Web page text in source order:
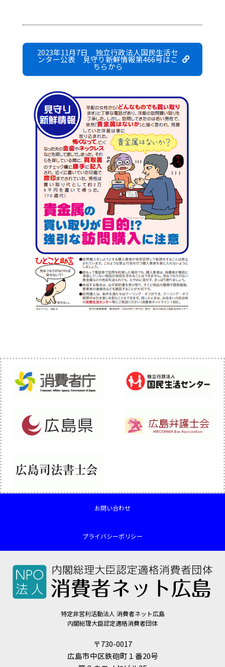
2023年11月7日 独立行政法人国民生活セ
ンター公表 見守り新鮮情報第466号はこ
ちらから
お問い合わせ
プライバシーポリシー
特定非営利活動法人 消費者ネット広島
内閣総理大臣認定適格消費者団体
〒730-0017
広島市中区鉄砲町１番20号